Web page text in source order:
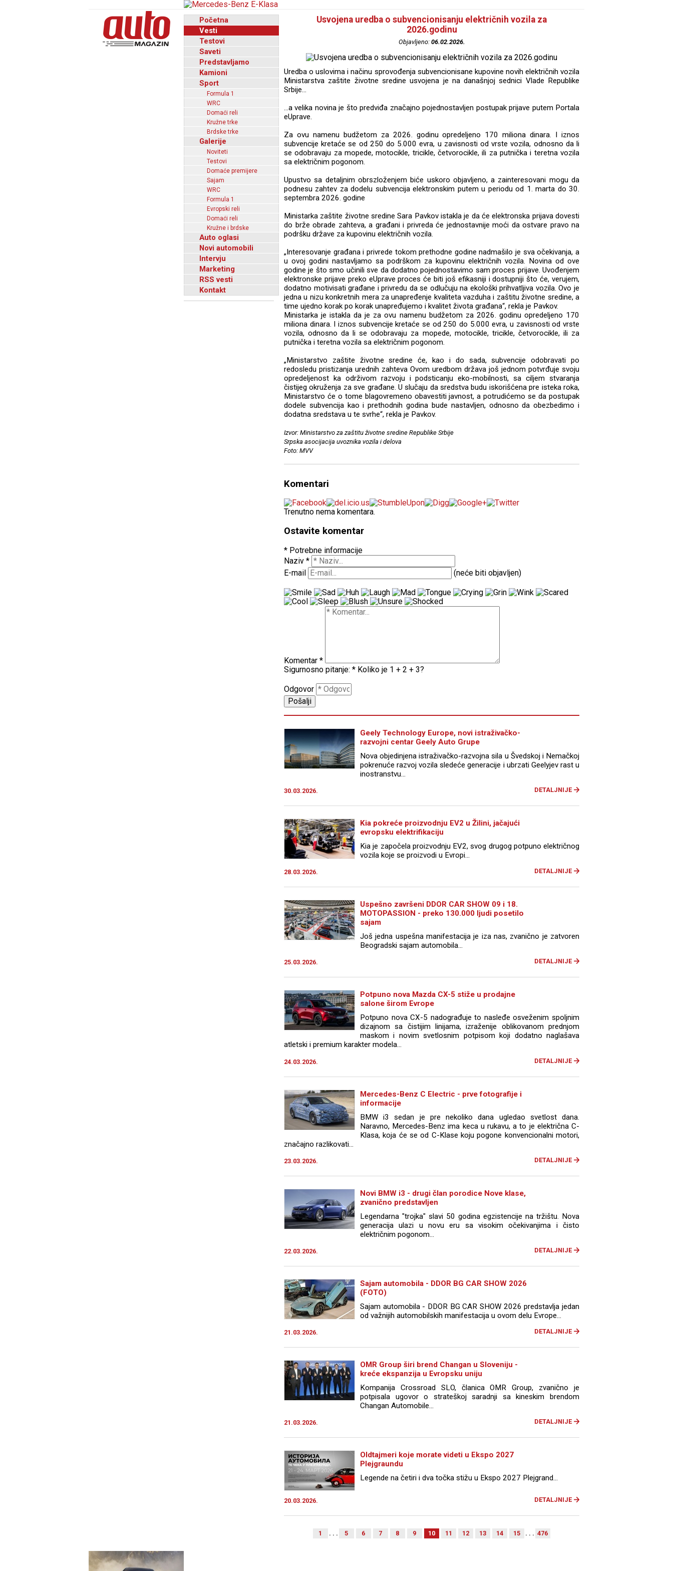
Početna
Vesti
Testovi
Saveti
Predstavljamo
Kamioni
Sport
Formula 1
WRC
Domaći reli
Kružne trke
Brdske trke
Galerije
Noviteti
Testovi
Domaće premijere
Sajam
WRC
Formula 1
Evropski reli
Domaći reli
Kružne i brdske
Auto oglasi
Novi automobili
Intervju
Marketing
RSS vesti
Kontakt
Usvojena uredba o subvencionisanju električnih vozila za
2026.godinu
Objavljeno: 06.02.2026.
Uredba o uslovima i načinu sprovođenja subvencionisane kupovine novih električnih vozila
Ministarstva zaštite životne sredine usvojena je na današnjoj sednici Vlade Republike
Srbije...
...a velika novina je što predviđa značajno pojednostavljen postupak prijave putem Portala
eUprave.
Za ovu namenu budžetom za 2026. godinu opredeljeno 170 miliona dinara. I iznos
subvencije kretaće se od 250 do 5.000 evra, u zavisnosti od vrste vozila, odnosno da li
se odobravaju za mopede, motocikle, tricikle, četvorocikle, ili za putnička i teretna vozila
sa električnim pogonom.
Upustvo sa detaljnim obrszloženjem biće uskoro objavljeno, a zainteresovani mogu da
podnesu zahtev za dodelu subvencija elektronskim putem u periodu od 1. marta do 30.
septembra 2026. godine
Ministarka zaštite životne sredine Sara Pavkov istakla je da će elektronska prijava dovesti
do brže obrade zahteva, a građani i privreda će jednostavnije moći da ostvare pravo na
podršku države za kupovinu električnih vozila.
„Interesovanje građana i privrede tokom prethodne godine nadmašilo je sva očekivanja, a
u ovoj godini nastavljamo sa podrškom za kupovinu električnih vozila. Novina od ove
godine je što smo učinili sve da dodatno pojednostavimo sam proces prijave. Uvođenjem
elektronske prijave preko eUprave proces će biti još efikasniji i dostupniji što će, verujem,
dodatno motivisati građane i privredu da se odlučuju na ekološki prihvatljiva vozila. Ovo je
jedna u nizu konkretnih mera za unapređenje kvaliteta vazduha i zaštitu životne sredine, a
time ujedno korak po korak unapređujemo i kvalitet života građana“, rekla je Pavkov.
Ministarka je istakla da je za ovu namenu budžetom za 2026. godinu opredeljeno 170
miliona dinara. I iznos subvencije kretaće se od 250 do 5.000 evra, u zavisnosti od vrste
vozila, odnosno da li se odobravaju za mopede, motocikle, tricikle, četvorocikle, ili za
putnička i teretna vozila sa električnim pogonom.
„Ministarstvo zaštite životne sredine će, kao i do sada, subvencije odobravati po
redosledu pristizanja urednih zahteva Ovom uredbom država još jednom potvrđuje svoju
opredeljenost ka održivom razvoju i podsticanju eko-mobilnosti, sa ciljem stvaranja
čistijeg okruženja za sve građane. U slučaju da sredstva budu iskorišćena pre isteka roka,
Ministarstvo će o tome blagovremeno obavestiti javnost, a potrudićemo se da postupak
dodele subvencija kao i prethodnih godina bude nastavljen, odnosno da obezbedimo i
dodatna sredstava u te svrhe“, rekla je Pavkov.
Izvor: Ministarstvo za zaštitu životne sredine Republike Srbije
Srpska asocijacija uvoznika vozila i delova
Foto: MVV
Komentari
Trenutno nema komentara.
Ostavite komentar
* Potrebne informacije
Naziv *
E-mail
(neće biti objavljen)
Komentar *
Sigurnosno pitanje: * Koliko je 1 + 2 + 3?
Odgovor
Geely Technology Europe, novi istraživačko-
razvojni centar Geely Auto Grupe
Nova objedinjena istraživačko-razvojna sila u Švedskoj i Nemačkoj
pokrenuće razvoj vozila sledeće generacije i ubrzati Geelyjev rast u
inostranstvu...
30.03.2026. DETALJNIJE
Kia pokreće proizvodnju EV2 u Žilini, jačajući
evropsku elektrifikaciju
Kia je započela proizvodnju EV2, svog drugog potpuno električnog
vozila koje se proizvodi u Evropi...
28.03.2026. DETALJNIJE
Uspešno završeni DDOR CAR SHOW 09 i 18.
MOTOPASSION - preko 130.000 ljudi posetilo
sajam
Još jedna uspešna manifestacija je iza nas, zvanično je zatvoren
Beogradski sajam automobila...
25.03.2026. DETALJNIJE
Potpuno nova Mazda CX-5 stiže u prodajne
salone širom Evrope
Potpuno nova CX-5 nadograđuje to nasleđe osveženim spoljnim
dizajnom sa čistijim linijama, izraženije oblikovanom prednjom
maskom i novim svetlosnim potpisom koji dodatno naglašava
atletski i premium karakter modela...
24.03.2026. DETALJNIJE
Mercedes-Benz C Electric - prve fotografije i
informacije
BMW i3 sedan je pre nekoliko dana ugledao svetlost dana.
Naravno, Mercedes-Benz ima keca u rukavu, a to je električna C-
Klasa, koja će se od C-Klase koju pogone konvencionalni motori,
značajno razlikovati...
23.03.2026. DETALJNIJE
Novi BMW i3 - drugi član porodice Nove klase,
zvanično predstavljen
Legendarna "trojka" slavi 50 godina egzistencije na tržištu. Nova
generacija ulazi u novu eru sa visokim očekivanjima i čisto
električnim pogonom...
22.03.2026. DETALJNIJE
Sajam automobila - DDOR BG CAR SHOW 2026
(FOTO)
Sajam automobila - DDOR BG CAR SHOW 2026 predstavlja jedan
od važnijih automobilskih manifestacija u ovom delu Evrope...
21.03.2026. DETALJNIJE
OMR Group širi brend Changan u Sloveniju -
kreće ekspanzija u Evropsku uniju
Kompanija Crossroad SLO, članica OMR Group, zvanično je
potpisala ugovor o strateškoj saradnji sa kineskim brendom
Changan Automobile...
21.03.2026. DETALJNIJE
Oldtajmeri koje morate videti u Ekspo 2027
Plejgraundu
Legende na četiri i dva točka stižu u Ekspo 2027 Plejgrand...
20.03.2026. DETALJNIJE
1 . . . 5 6 7 8 9 10 11 12 13 14 15 . . . 476